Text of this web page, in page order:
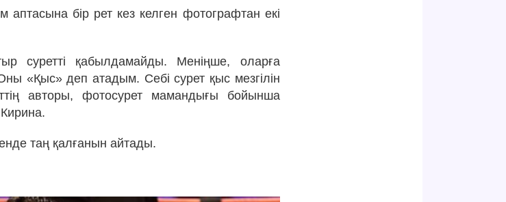
бір рет кез келген фотографтан екі
суретті қабылдамайды. Меніңше, оларға
«Қыс» деп атадым. Себі сурет қыс мезгілін
авторы, фотосурет мамандығы бойынша
таң қалғанын айтады.